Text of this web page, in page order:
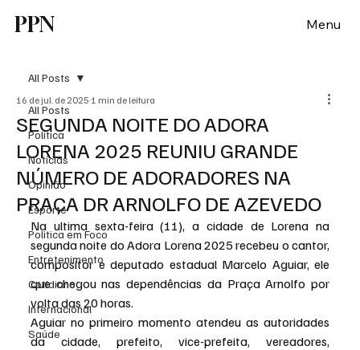
PPN Menu
All Posts
Política
Notícias
Opinião
Esporte
Politica em Foco
Entretenimento
Cotidiano
Internacional
Saúde
All Posts
SEGUNDA NOITE DO ADORA
LORENA 2025 REUNIU GRANDE
NÚMERO DE ADORADORES NA
PRAÇA DR ARNOLFO DE AZEVEDO
16 de jul. de 2025 1 min de leitura
Na ultima sexta-feira (11), a cidade de Lorena na
segunda noite do Adora Lorena 2025 recebeu o cantor,
compositor e deputado estadual Marcelo Aguiar, ele
que chegou nas dependências da Praça Arnolfo por
volta das 20 horas.
Aguiar no primeiro momento atendeu as autoridades
da cidade, prefeito, vice-prefeita, vereadores,